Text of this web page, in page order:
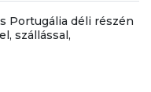
Portugália déli részén
szállással,